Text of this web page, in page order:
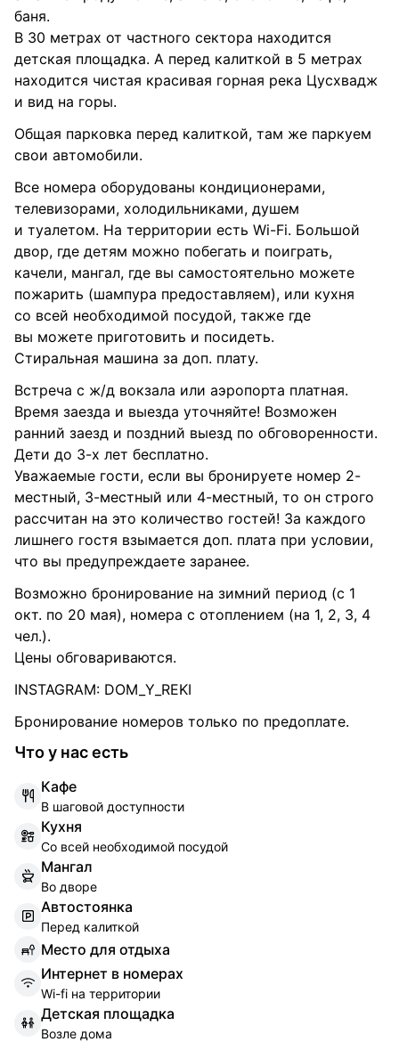
баня.
В 30 метрах от частного сектора находится
детская площадка. А перед калиткой в 5 метрах
находится чистая красивая горная река Цусхвадж
и вид на горы.
Общая парковка перед калиткой, там же паркуем
свои автомобили.
Все номера оборудованы кондиционерами,
телевизорами, холодильниками, душем
и туалетом. На территории есть Wi-Fi. Большой
двор, где детям можно побегать и поиграть,
качели, мангал, где вы самостоятельно можете
пожарить (шампура предоставляем), или кухня
со всей необходимой посудой, также где
вы можете приготовить и посидеть.
Стиральная машина за доп. плату.
Встреча с ж/д вокзала или аэропорта платная.
Время заезда и выезда уточняйте! Возможен
ранний заезд и поздний выезд по обговоренности.
Дети до 3-х лет бесплатно.
Уважаемые гости, если вы бронируете номер 2-
местный, 3-местный или 4-местный, то он строго
рассчитан на это количество гостей! За каждого
лишнего гостя взымается доп. плата при условии,
что вы предупреждаете заранее.
Возможно бронирование на зимний период (с 1
окт. по 20 мая), номера с отоплением (на 1, 2, 3, 4
чел.).
Цены обговариваются.
INSTAGRAM: DOM_Y_REKI
Бронирование номеров только по предоплате.
Что у нас есть
Кафе
В шаговой доступности
Кухня
Со всей необходимой посудой
Мангал
Во дворе
Автостоянка
Перед калиткой
Место для отдыха
Интернет в номерах
Wi-fi на территории
Детская площадка
Возле дома